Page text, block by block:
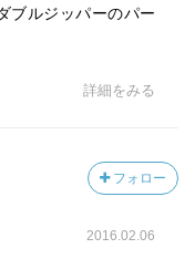
ブルジッパーのパー
詳細をみる
フォロー
2016.02.06